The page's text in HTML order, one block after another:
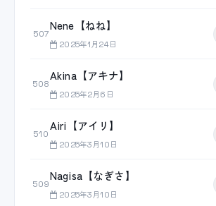
507
Nene【ねね】
2025年1月24日
508
Akina【アキナ】
2025年2月6日
510
Airi【アイリ】
2025年3月10日
509
Nagisa【なぎさ】
2025年3月10日